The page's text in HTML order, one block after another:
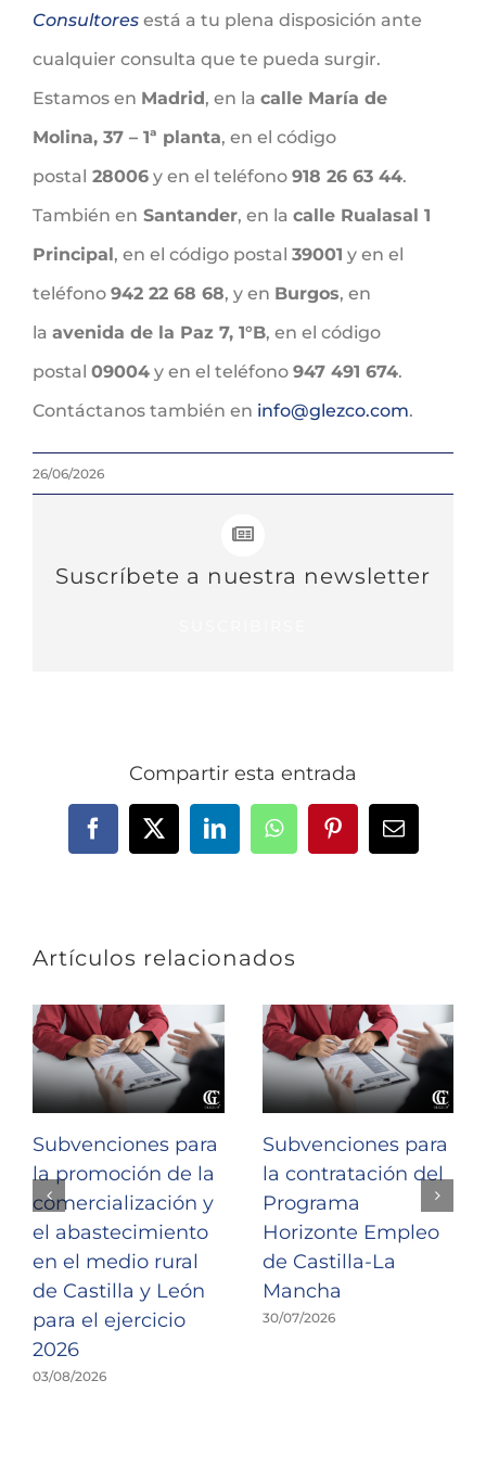
Consultores está a tu plena disposición ante
cualquier consulta que te pueda surgir.
Estamos en Madrid, en la calle María de
Molina, 37 – 1ª planta, en el código
postal 28006 y en el teléfono 918 26 63 44.
También en Santander, en la calle Rualasal 1
Principal, en el código postal 39001 y en el
teléfono 942 22 68 68, y en Burgos, en
la avenida de la Paz 7, 1°B, en el código
postal 09004 y en el teléfono 947 491 674.
Contáctanos también en info@glezco.com.
26/06/2026
Suscríbete a nuestra newsletter
Compartir esta entrada
Facebook
X LinkedInWhatsAppPinterestCorreo
Artículos relacionados
Subvenciones para
la promoción de la
comercialización y
el abastecimiento
en el medio rural
de Castilla y León
para el ejercicio
2026
03/08/2026
Subvenciones para
la contratación del
Programa
Horizonte Empleo
de Castilla-La
Mancha
30/07/2026